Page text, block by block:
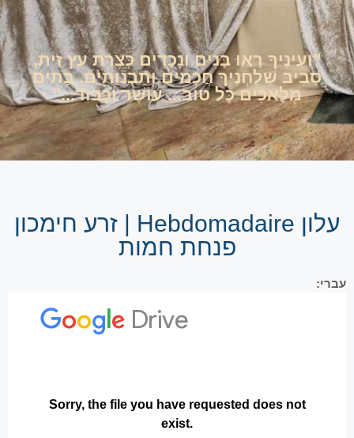
"וְעֵינֶיךָ רָאוּ בָּנִים וְנָכָדִים כְּצֶרֶת עֵץ זַית,
סָבִיב שְׁלַחְנֶיךָ חֲכָמִים וְתַבְנוּתִים, בָּתִים
מְלָאכִים כָּל טוֹב... עוֹשֶׁר וְכָבוֹד..."
עלון Hebdomadaire | זרע חימכון
פנחת חמות
עברי: